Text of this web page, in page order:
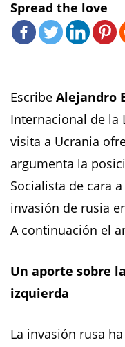
Spread the love
Escribe Alejandro
Internacional de la
visita a Ucrania
argumenta la
Socialista de cara
invasión de rusia
A continuación el
Un aporte sobre
izquierda
La invasión rusa